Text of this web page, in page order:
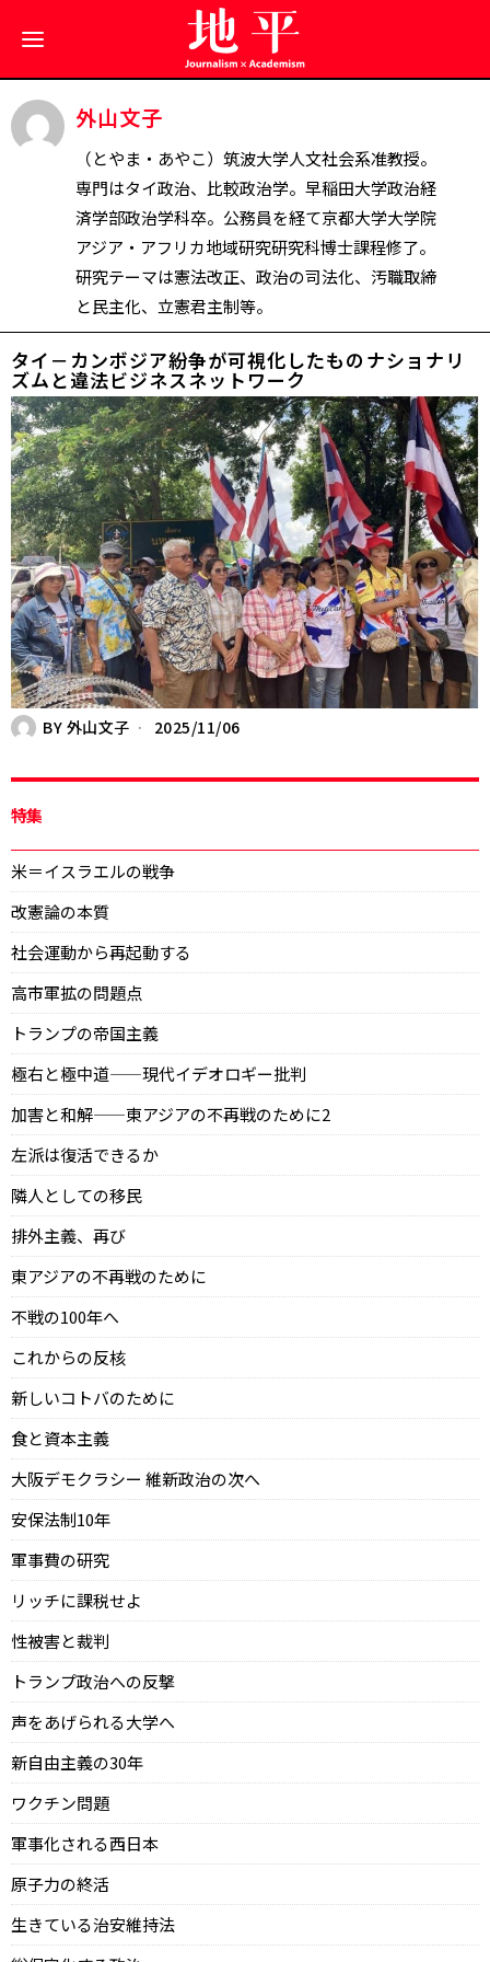
外山文子
（とやま・あやこ）筑波大学人文社会系准教授。
専門はタイ政治、比較政治学。早稲田大学政治経
済学部政治学科卒。公務員を経て京都大学大学院
アジア・アフリカ地域研究研究科博士課程修了。
研究テーマは憲法改正、政治の司法化、汚職取締
と民主化、立憲君主制等。
タイ－カンボジア紛争が可視化したもの――ナショナリ
ズムと違法ビジネスネットワーク
BY 外山文子 2025/11/06
特集
米＝イスラエルの戦争
改憲論の本質
社会運動から再起動する
高市軍拡の問題点
トランプの帝国主義
極右と極中道——現代イデオロギー批判
加害と和解——東アジアの不再戦のために2
左派は復活できるか
隣人としての移民
排外主義、再び
東アジアの不再戦のために
不戦の100年へ
これからの反核
新しいコトバのために
食と資本主義
大阪デモクラシー 維新政治の次へ
安保法制10年
軍事費の研究
リッチに課税せよ
性被害と裁判
トランプ政治への反撃
声をあげられる大学へ
新自由主義の30年
ワクチン問題
軍事化される西日本
原子力の終活
生きている治安維持法